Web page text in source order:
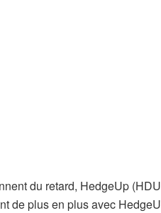
de plus en plus avec